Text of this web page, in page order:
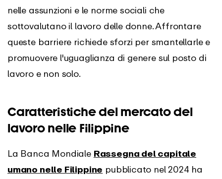
nelle assunzioni e le norme sociali che
sottovalutano il lavoro delle donne. Affrontare
queste barriere richiede sforzi per smantellarle e
promuovere l'uguaglianza di genere sul posto di
lavoro e non solo.
Caratteristiche del mercato del
lavoro nelle Filippine
La Banca Mondiale Rassegna del capitale
umano nelle Filippine pubblicato nel 2024 ha